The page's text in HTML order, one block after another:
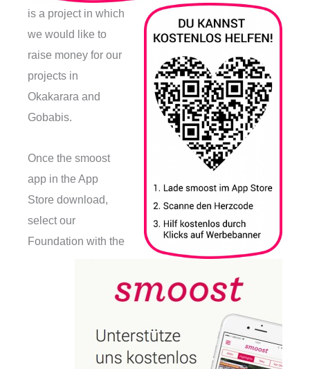
is a project in which
we would like to
raise money for our
projects in
Okakarara and
Gobabis.
Once the smoost
app in the App
Store download,
select our
Foundation with the